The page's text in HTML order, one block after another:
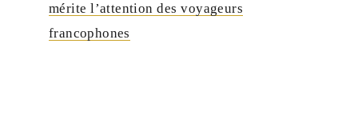
mérite l’attention des voyageurs
francophones